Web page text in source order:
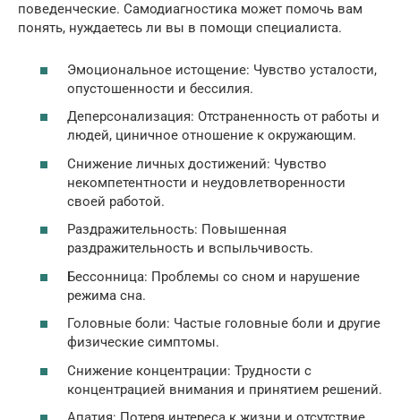
поведенческие. Самодиагностика может помочь вам
понять, нуждаетесь ли вы в помощи специалиста.
Эмоциональное истощение: Чувство усталости,
опустошенности и бессилия.
Деперсонализация: Отстраненность от работы и
людей, циничное отношение к окружающим.
Снижение личных достижений: Чувство
некомпетентности и неудовлетворенности
своей работой.
Раздражительность: Повышенная
раздражительность и вспыльчивость.
Бессонница: Проблемы со сном и нарушение
режима сна.
Головные боли: Частые головные боли и другие
физические симптомы.
Снижение концентрации: Трудности с
концентрацией внимания и принятием решений.